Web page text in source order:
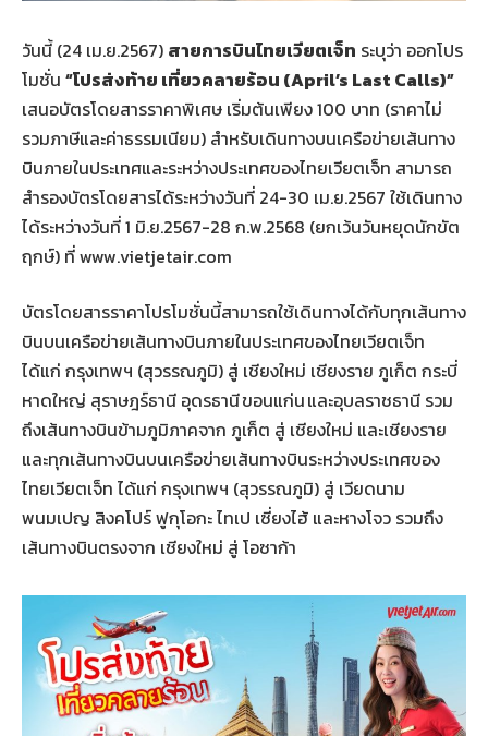
วันนี้ (24 เม.ย.2567) สายการบินไทยเวียตเจ็ท ระบุว่า ออกโปร
โมชั่น “โปรส่งท้าย เที่ยวคลายร้อน (April’s Last Calls)”
เสนอบัตรโดยสารราคาพิเศษ เริ่มต้นเพียง 100 บาท (ราคาไม่
รวมภาษีและค่าธรรมเนียม) สำหรับเดินทางบนเครือข่ายเส้นทาง
บินภายในประเทศและระหว่างประเทศของไทยเวียตเจ็ท สามารถ
สำรองบัตรโดยสารได้ระหว่างวันที่ 24-30 เม.ย.2567 ใช้เดินทาง
ได้ระหว่างวันที่ 1 มิ.ย.2567-28 ก.พ.2568 (ยกเว้นวันหยุดนักขัต
ฤกษ์) ที่ www.vietjetair.com
บัตรโดยสารราคาโปรโมชั่นนี้สามารถใช้เดินทางได้กับทุกเส้นทาง
บินบนเครือข่ายเส้นทางบินภายในประเทศของไทยเวียตเจ็ท
ได้แก่ กรุงเทพฯ (สุวรรณภูมิ) สู่ เชียงใหม่ เชียงราย ภูเก็ต กระบี่
หาดใหญ่ สุราษฎร์ธานี อุดรธานี ขอนแก่น และอุบลราชธานี รวม
ถึงเส้นทางบินข้ามภูมิภาคจาก ภูเก็ต สู่ เชียงใหม่ และเชียงราย
และทุกเส้นทางบินบนเครือข่ายเส้นทางบินระหว่างประเทศของ
ไทยเวียตเจ็ท ได้แก่ กรุงเทพฯ (สุวรรณภูมิ) สู่ เวียดนาม
พนมเปญ สิงคโปร์ ฟูกุโอกะ ไทเป เซี่ยงไฮ้ และหางโจว รวมถึง
เส้นทางบินตรงจาก เชียงใหม่ สู่ โอซาก้า